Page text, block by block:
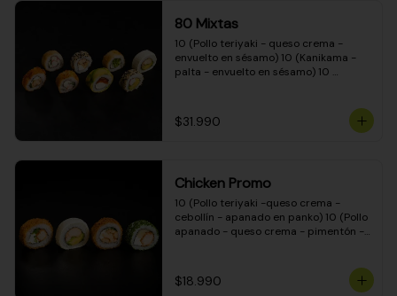
80 Mixtas
10 (Pollo teriyaki - queso crema -
envuelto en sésamo) 10 (Kanikama -
palta - envuelto en sésamo) 10
envuelto en queso crema) 10
(Camarón - queso crema - cebollín -
teriyaki - queso crema - cebollín -
envuelto en masa tempura) 10
(Pimentón - queso crema - cebollín -
envuelto en masa tempura)
$31.990
Chicken Promo
10 (Pollo teriyaki -queso crema -
cebollín - apanado en panko) 10 (Pollo
apanado - queso crema - pimentón -
ciboulette) 10 (Pollo teriyaki - palta -
envuelto en queso crema)
$18.990